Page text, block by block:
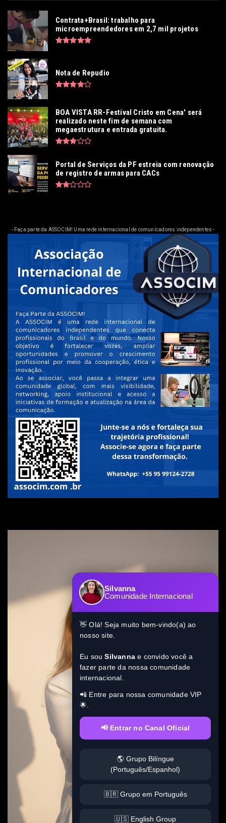
Silvanna
Comunidade Internacional
👋 Olá! Seja muito bem-vindo(a) ao
nosso site.
Eu souSilvanna e convido você a
fazer parte da nossa comunidade
internacional.
📲 Entre para nossa comunidade VIP
🌟.
📢 Entrar no Canal Oficial
🌎 Grupo Bilíngue
(Português/Espanhol)
🇧🇷 Grupo em Português
🇺🇸 English Group
Contrata+Brasil: trabalho para
microempreendedores em 2,7 mil projetos
Nota de Repudio
BOA VISTA RR-Festival Cristo em Cena' será
realizado neste fim de semana com
megaestrutura e entrada gratuita.
Portal de Serviços da PF estreia com renovação
de registro de armas para CACs
- Faça parte da ASSOCIM! Uma rede internacional de comunicadores independentes -